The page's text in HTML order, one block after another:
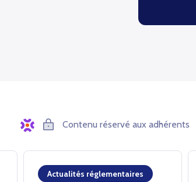
Contenu réservé aux adhérents
Actualités réglementaires